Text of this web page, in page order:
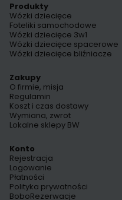
Produkty
Wózki dziecięce
Foteliki samochodowe
Wózki dziecięce 3w1
Wózki dziecięce spacerowe
Wózki dziecięce bliźniacze
Zakupy
O firmie, misja
Regulamin
Koszt i czas dostawy
Wymiana, zwrot
Lokalne sklepy BW
Konto
Rejestracja
Logowanie
Płatności
Polityka prywatności
BoboRezerwacje